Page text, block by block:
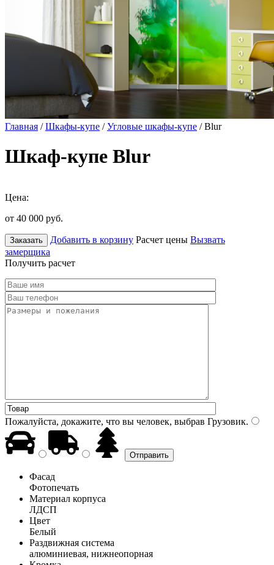
Главная /Шкафы-купе /Угловые шкафы-купе / Blur
Шкаф-купе Blur
Цена:
от 40 000 руб.
Заказать Добавить в корзину Расчет цены Вызвать
замерщика
Получить расчет
Пожалуйста, докажите, что вы человек, выбрав Грузовик.
Фасад
Фотопечать
Материал корпуса
ЛДСП
Цвет
Белый
Раздвижная система
алюминиевая, нижнеопорная